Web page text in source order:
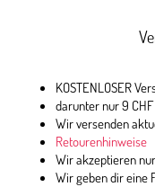
KOSTENLOSER
darunter nur 9
Wir versenden
Retourenhinweise
Wir akzeptieren
Wir geben dir eine